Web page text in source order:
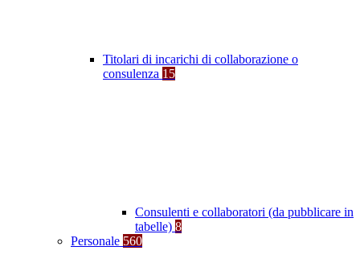
Titolari di incarichi di collaborazione o
consulenza 15
Consulenti e collaboratori (da pubblicare in
tabelle) 8
Personale 560